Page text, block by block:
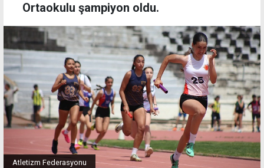
Ortaokulu şampiyon oldu.
Atletizm Federasyonu